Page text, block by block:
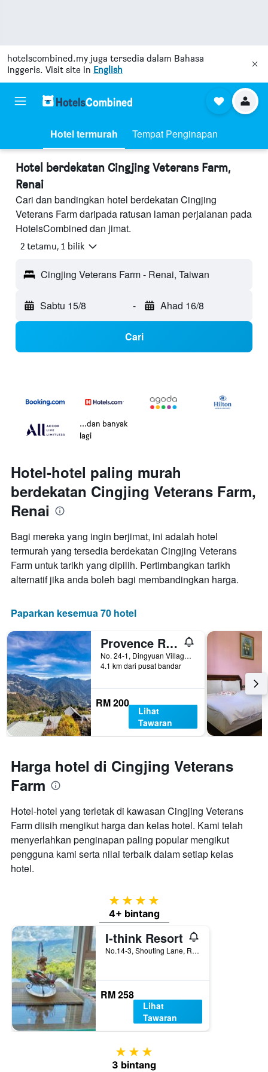
hotelscombined.my juga tersedia dalam Bahasa
Inggeris. Visit site in English
Hotel termurah Tempat Penginapan
Hotel berdekatan Cingjing Veterans Farm,
Renai
Cari dan bandingkan hotel berdekatan Cingjing
Veterans Farm daripada ratusan laman perjalanan pada
HotelsCombined dan jimat.
2 tetamu, 1 bilik
Cingjing Veterans Farm - Renai, Taiwan
Sabtu 15/8 - Ahad 16/8
Cari
...dan banyak
lagi
Hotel-hotel paling murah
berdekatan Cingjing Veterans Farm,
Renai
Bagi mereka yang ingin berjimat, ini adalah hotel
termurah yang tersedia berdekatan Cingjing Veterans
Farm untuk tarikh yang dipilih. Pertimbangkan tarikh
alternatif jika anda boleh bagi membandingkan harga.
Paparkan kesemua 70 hotel
Provence Rose Lodge in Ching Jing
No. 24-1, Dingyuan Village, Renai, Taiwan
4.1 km dari pusat bandar
RM 200
Lihat
Tawaran
Harga hotel di Cingjing Veterans
Farm
Hotel-hotel yang terletak di kawasan Cingjing Veterans
Farm diisih mengikut harga dan kelas hotel. Kami telah
menyerlahkan penginapan paling popular mengikut
pengguna kami serta nilai terbaik dalam setiap kelas
hotel.
4 bintang
4+ bintang
I-think Resort
No.14-3, Shouting Lane, Renai, Taiwan
RM 258
Lihat
Tawaran
3 bintang
3 bintang